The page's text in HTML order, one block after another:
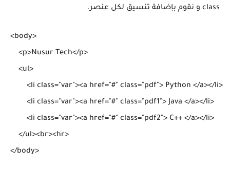
class و نقوم بإضافة تنسيق لكل عنصر.
<body>
    <p>Nusur Tech</p>
    <ul>
        <li class="var"><a href="#" class="pdf"> Python </a></li>
        <li class="var"><a href="#" class="pdf1"> Java </a></li>
        <li class="var"><a href="#" class="pdf2"> C++ </a></li>
    </ul><br><hr>